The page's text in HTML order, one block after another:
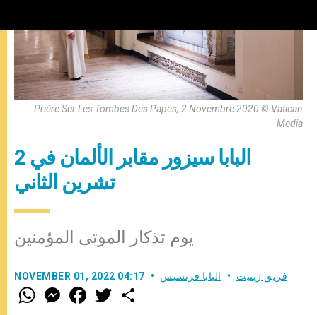
Prière Sur Les Tombes Des Papes, 2 Novembre 2020 © Vatican
Media
البابا سيزور مقابر الألمان في 2
تشرين الثاني
يوم تذكار الموتى المؤمنين
NOVEMBER 01, 2022 04:17 فريق زينيت البابا فرنسيس
W
h
M
e
F
a
T
w